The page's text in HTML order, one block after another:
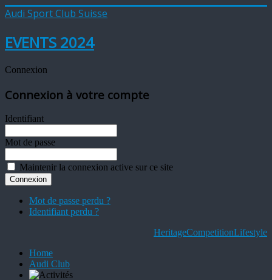
Audi Sport Club Suisse
EVENTS 2024
Connexion
Connexion à votre compte
Identifiant
Mot de passe
Maintenir la connexion active sur ce site
Mot de passe perdu ?
Identifiant perdu ?
HeritageCompetitionLifestyle
Home
Audi Club